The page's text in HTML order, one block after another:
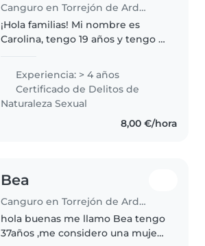
Canguro en Torrejón de Ardoz
¡Hola familias! Mi nombre es
Carolina, tengo 19 años y tengo 4
familiares pequeños. Lo que me
diferencia es mi formación en
emergencias sanitarias y..
Experiencia: > 4 años
Certificado de Delitos de
Naturaleza Sexual
8,00 €/hora
Bea
Canguro en Torrejón de Ardoz
hola buenas me llamo Bea tengo
37años ,me considero una mujer